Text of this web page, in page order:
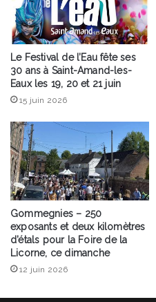
Le Festival de l’Eau fête ses
30 ans à Saint-Amand-les-
Eaux les 19, 20 et 21 juin
15 juin 2026
Gommegnies – 250
exposants et deux kilomètres
d’étals pour la Foire de la
Licorne, ce dimanche
12 juin 2026